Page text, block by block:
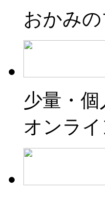
おかみ
少量・個
オンラ